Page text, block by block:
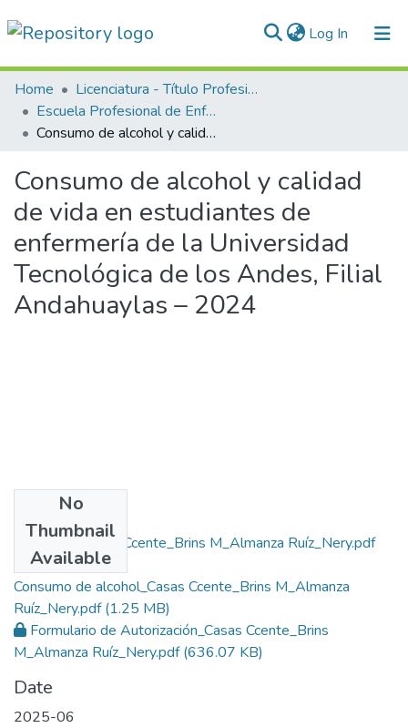
Log In (current)
Communities & Collections
All of DSpace
Normativas
Home
Licenciatura - Título Profesional
Escuela Profesional de Enfermería
Consumo de alcohol y calidad de vida en estudiantes de enfermería de la Universidad Tecnológica de los Andes, Filial Andahuaylas – 2024
Consumo de alcohol y calidad
de vida en estudiantes de
enfermería de la Universidad
Tecnológica de los Andes, Filial
Andahuaylas – 2024
No
Thumbnail
Available
Turnitin_Casas Ccente_Brins M_Almanza Ruíz_Nery.pdf
(2.41 MB)
Consumo de alcohol_Casas Ccente_Brins M_Almanza
Ruíz_Nery.pdf(1.25 MB)
Formulario de Autorización_Casas Ccente_Brins
M_Almanza Ruíz_Nery.pdf(636.07 KB)
Date
2025-06